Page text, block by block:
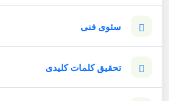
سئوی فنی
تحقیق کلمات کلیدی